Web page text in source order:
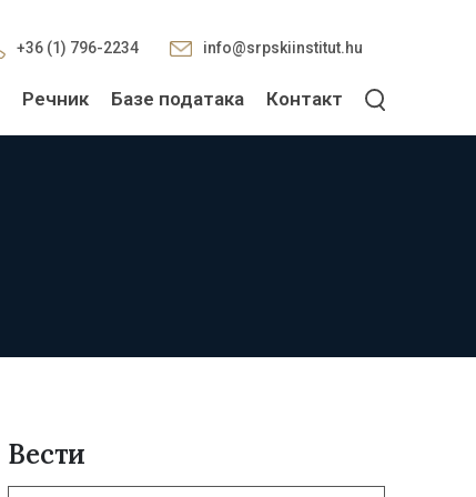
+36 (1) 796-2234 info@srpskiinstitut.hu
Речник Базе података Контакт
Вести